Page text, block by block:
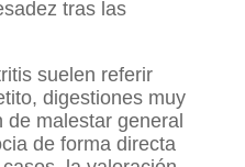
tras las
suelen referir
digestiones muy
de malestar general
de forma directa